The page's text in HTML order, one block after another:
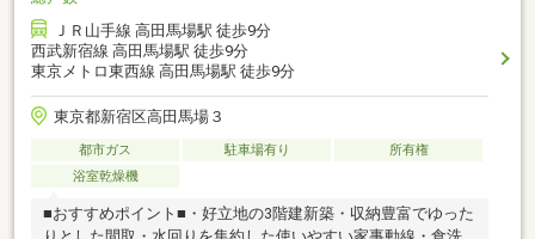
ＪＲ山手線 高田馬場駅 徒歩9分
西武新宿線 高田馬場駅 徒歩9分
東京メトロ東西線 高田馬場駅 徒歩9分
東京都新宿区高田馬場３
都市ガス 駐車場有り
所有権
浴室乾燥機
■おすすめポイント■・好立地の3階建新築・収納豊富でゆった